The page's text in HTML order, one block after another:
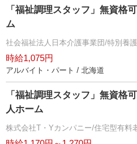
「福祉調理スタッフ」無資格
ム
社会福祉法人日本介護事業団/特別養
時給1,075円
アルバイト・パート / 北海道
「福祉調理スタッフ」無資格
人ホーム
株式会社T・Yカンパニー/住宅型有料